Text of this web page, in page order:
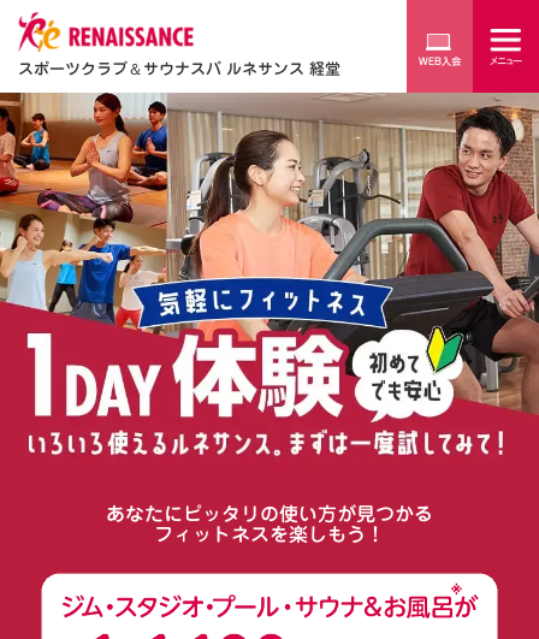
スポーツクラブ＆サウナスパ ルネサンス 経堂
あなたにピッタリの使い方が見つかる
フィットネスを楽しもう！